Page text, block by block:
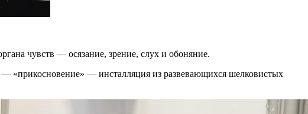
чувств — осязание, зрение, слух и обоняние.
«прикосновение» — инсталляция из развевающихся шелковистых